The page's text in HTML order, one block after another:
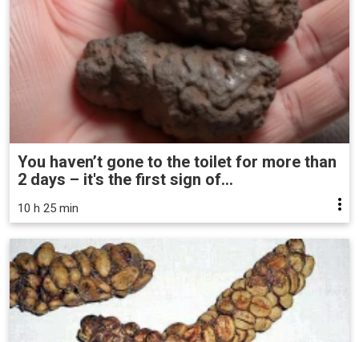
You haven’t gone to the toilet for more than
2 days – it's the first sign of...
10 h 25 min